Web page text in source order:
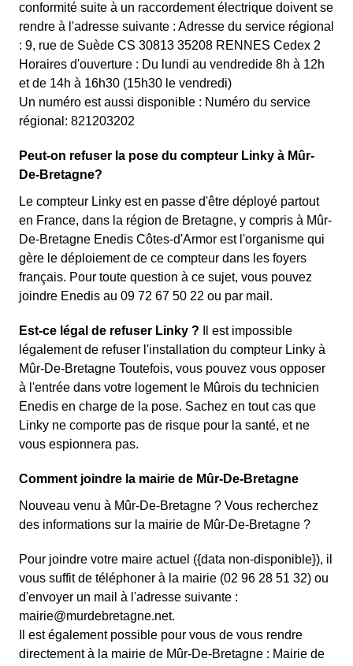
conformité suite à un raccordement électrique doivent se
rendre à l'adresse suivante : Adresse du service régional
: 9, rue de Suède CS 30813 35208 RENNES Cedex 2
Horaires d'ouverture : Du lundi au vendredide 8h à 12h
et de 14h à 16h30 (15h30 le vendredi)
Un numéro est aussi disponible : Numéro du service
régional: 821203202
Peut-on refuser la pose du compteur Linky à Mûr-
De-Bretagne?
Le compteur Linky est en passe d'être déployé partout
en France, dans la région de Bretagne, y compris à Mûr-
De-Bretagne Enedis Côtes-d'Armor est l'organisme qui
gère le déploiement de ce compteur dans les foyers
français. Pour toute question à ce sujet, vous pouvez
joindre Enedis au 09 72 67 50 22 ou par mail.
Est-ce légal de refuser Linky ? Il est impossible
légalement de refuser l'installation du compteur Linky à
Mûr-De-Bretagne Toutefois, vous pouvez vous opposer
à l'entrée dans votre logement le Mûrois du technicien
Enedis en charge de la pose. Sachez en tout cas que
Linky ne comporte pas de risque pour la santé, et ne
vous espionnera pas.
Comment joindre la mairie de Mûr-De-Bretagne
Nouveau venu à Mûr-De-Bretagne ? Vous recherchez
des informations sur la mairie de Mûr-De-Bretagne ?
Pour joindre votre maire actuel ({data non-disponible}), il
vous suffit de téléphoner à la mairie (02 96 28 51 32) ou
d'envoyer un mail à l'adresse suivante :
mairie@murdebretagne.net.
Il est également possible pour vous de vous rendre
directement à la mairie de Mûr-De-Bretagne : Mairie de